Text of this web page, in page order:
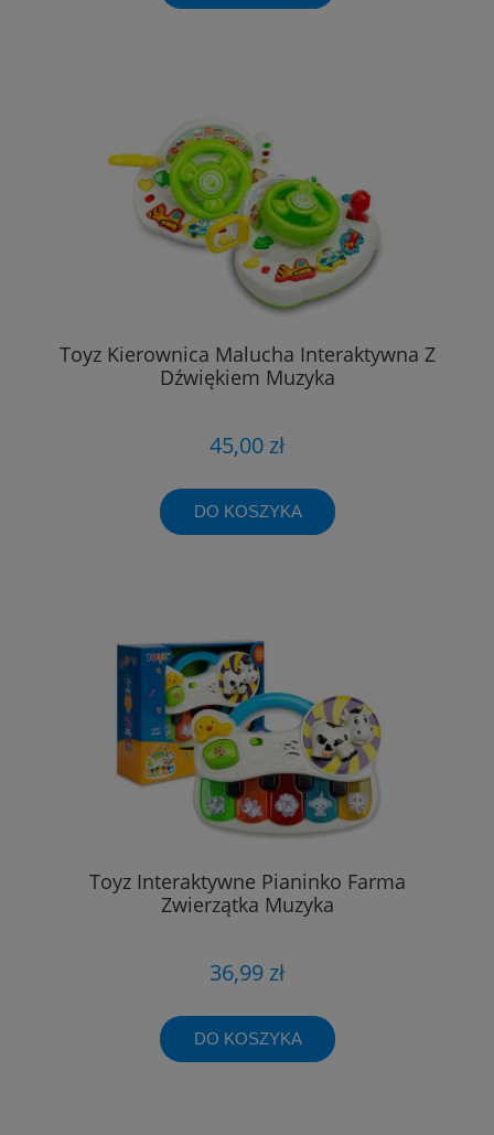
Toyz Kierownica Malucha Interaktywna Z
Dźwiękiem Muzyka
45,00 zł
DO KOSZYKA
Toyz Interaktywne Pianinko Farma
Zwierzątka Muzyka
36,99 zł
DO KOSZYKA